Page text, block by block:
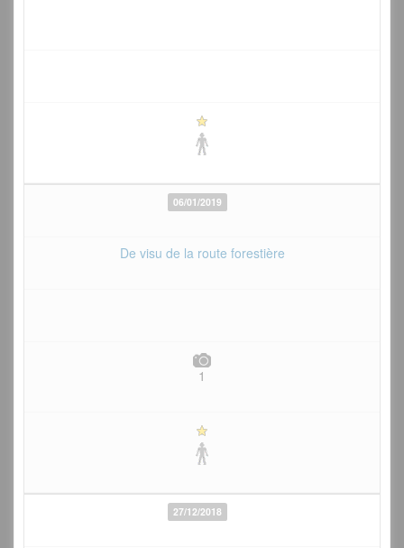
06/01/2019
De visu de la route forestière
1
27/12/2018